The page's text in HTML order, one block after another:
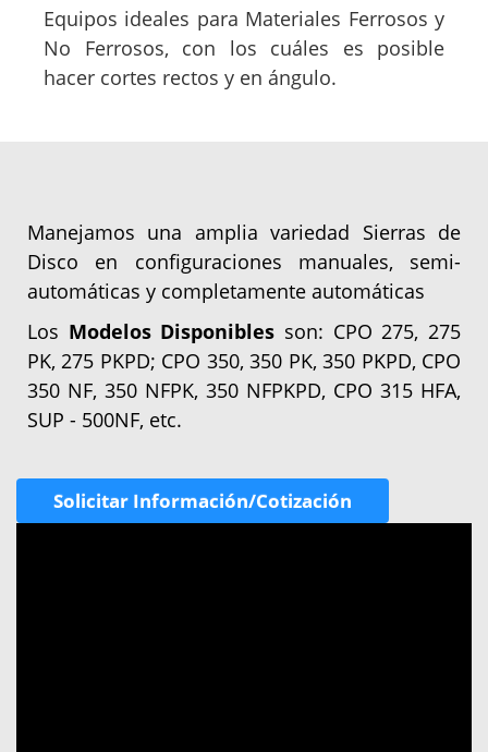
Equipos ideales para Materiales Ferrosos y
No Ferrosos, con los cuáles es posible
hacer cortes rectos y en ángulo.
Manejamos una amplia variedad Sierras de
Disco en configuraciones manuales, semi-
automáticas y completamente automáticas
Los Modelos Disponibles son: CPO 275, 275
PK, 275 PKPD; CPO 350, 350 PK, 350 PKPD, CPO
350 NF, 350 NFPK, 350 NFPKPD, CPO 315 HFA,
SUP - 500NF, etc.
Solicitar Información/Cotización